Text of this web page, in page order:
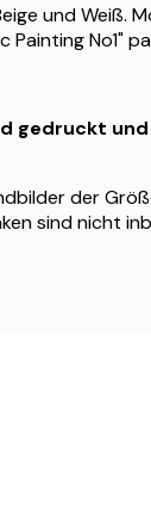
und Weiß.
No1"
gedruckt
der
sind nicht